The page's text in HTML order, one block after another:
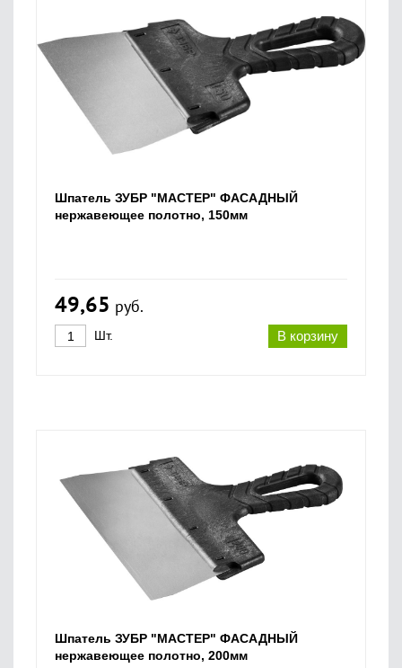
Шпатель ЗУБР "МАСТЕР" ФАСАДНЫЙ
нержавеющее полотно, 150мм
49,65 руб.
В корзину
Шт.
Шпатель ЗУБР "МАСТЕР" ФАСАДНЫЙ
нержавеющее полотно, 200мм